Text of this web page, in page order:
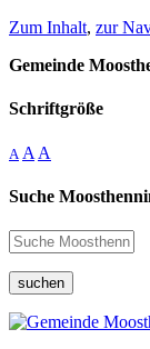
Zum Inhalt, zur
Gemeinde
Schriftgröße
A A A
Suche
suchen